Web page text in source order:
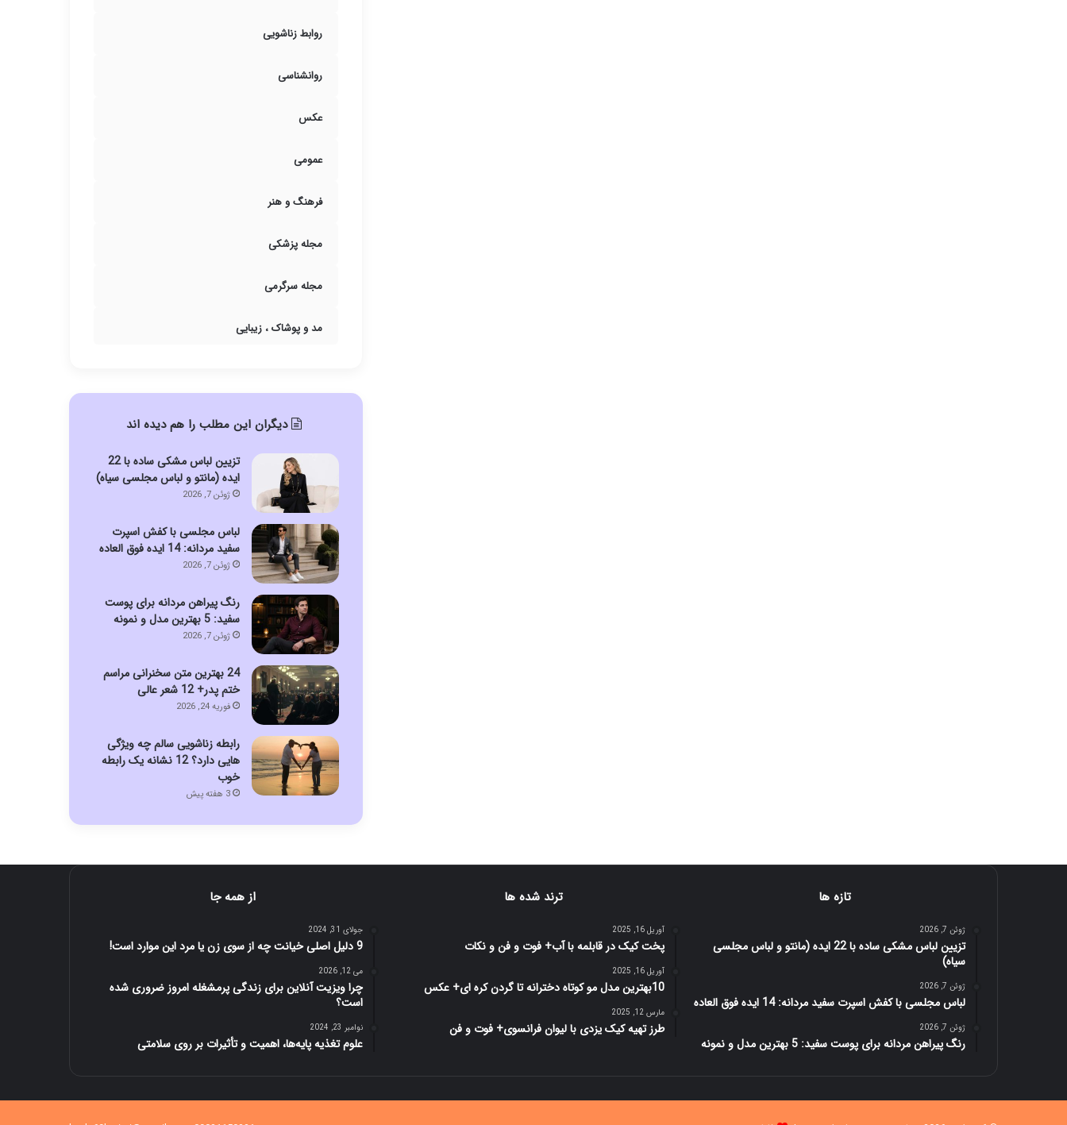
روابط زناشویی
روانشناسی
عکس
عمومی
فرهنگ و هنر
مجله پزشکی
مجله سرگرمی
مد و پوشاک ، زیبایی
دیگران این مطلب را هم دیده اند
تزیین لباس مشکی ساده با 22
ایده (مانتو و لباس مجلسی سیاه)
ژوئن 7, 2026
لباس مجلسی با کفش اسپرت
سفید مردانه: 14 ایده فوق العاده
ژوئن 7, 2026
رنگ پیراهن مردانه برای پوست
سفید: 5 بهترین مدل و نمونه
ژوئن 7, 2026
24 بهترین متن سخنرانی مراسم
ختم پدر+ 12 شعر عالی
فوریه 24, 2026
رابطه زناشویی سالم چه ویژگی
هایی دارد؟ 12 نشانه یک رابطه
خوب
3 هفته پیش
تازه ها
ژوئن 7, 2026
تزیین لباس مشکی ساده با 22 ایده (مانتو و لباس مجلسی
سیاه)
ژوئن 7, 2026
لباس مجلسی با کفش اسپرت سفید مردانه: 14 ایده فوق العاده
ژوئن 7, 2026
رنگ پیراهن مردانه برای پوست سفید: 5 بهترین مدل و نمونه
ترند شده ها
آوریل 16, 2025
پخت کیک در قابلمه با آب+ فوت و فن و نکات
آوریل 16, 2025
10بهترین مدل مو کوتاه دخترانه تا گردن کره ای+ عکس
مارس 12, 2025
طرز تهیه کیک یزدی با لیوان فرانسوی+ فوت و فن
از همه جا
جولای 31, 2024
9 دلیل اصلی خیانت چه از سوی زن یا مرد این موارد است!
می 12, 2026
چرا ویزیت آنلاین برای زندگی پرمشغله امروز ضروری شده
است؟
نوامبر 23, 2024
علوم تغذیه پایه‌ها، اهمیت و تأثیرات بر روی سلامتی